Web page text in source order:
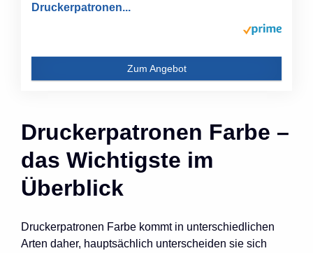
Druckerpatronen...
Zum Angebot
Druckerpatronen Farbe –
das Wichtigste im
Überblick
Druckerpatronen Farbe kommt in unterschiedlichen
Arten daher, hauptsächlich unterscheiden sie sich